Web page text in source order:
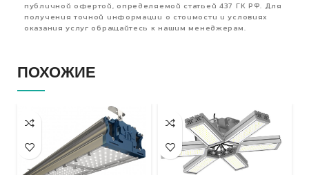
публичной офертой, определяемой статьей 437 ГК РФ. Для
получения точной информации о стоимости и условиях
оказания услуг обращайтесь к нашим менеджерам.
ПОХОЖИЕ